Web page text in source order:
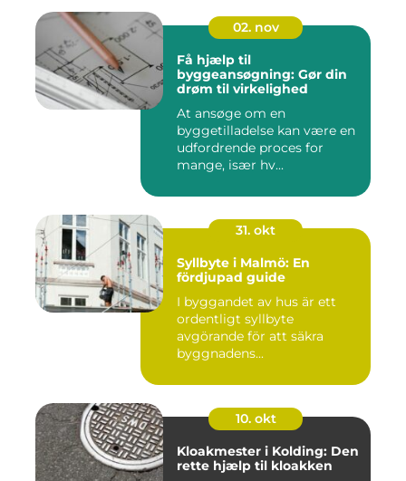
02. nov
Få hjælp til
byggeansøgning: Gør din
drøm til virkelighed
At ansøge om en
byggetilladelse kan være en
udfordrende proces for
mange, især hv...
31. okt
Syllbyte i Malmö: En
fördjupad guide
I byggandet av hus är ett
ordentligt syllbyte
avgörande för att säkra
byggnadens...
10. okt
Kloakmester i Kolding: Den
rette hjælp til kloakken